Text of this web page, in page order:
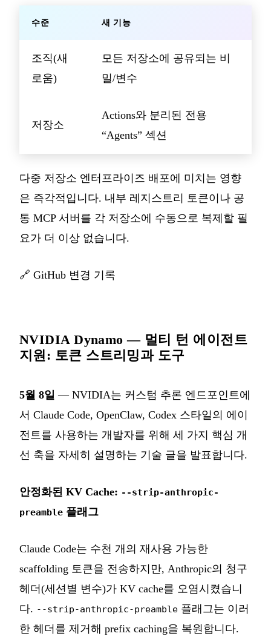
수준 새 기능
조직(새
로움)
모든 저장소에 공유되는 비
밀/변수
저장소
Actions와 분리된 전용
“Agents” 섹션
다중 저장소 엔터프라이즈 배포에 미치는 영향
은 즉각적입니다. 내부 레지스트리 토큰이나 공
통 MCP 서버를 각 저장소에 수동으로 복제할 필
요가 더 이상 없습니다.
🔗 GitHub 변경 기록
NVIDIA Dynamo — 멀티 턴 에이전트
지원: 토큰 스트리밍과 도구
5월 8일 — NVIDIA는 커스텀 추론 엔드포인트에
서 Claude Code, OpenClaw, Codex 스타일의 에이
전트를 사용하는 개발자를 위해 세 가지 핵심 개
선 축을 자세히 설명하는 기술 글을 발표합니다.
안정화된 KV Cache: --strip-anthropic-
preamble 플래그
Claude Code는 수천 개의 재사용 가능한
scaffolding 토큰을 전송하지만, Anthropic의 청구
헤더(세션별 변수)가 KV cache를 오염시켰습니
다. --strip-anthropic-preamble 플래그는 이러
한 헤더를 제거해 prefix caching을 복원합니다.